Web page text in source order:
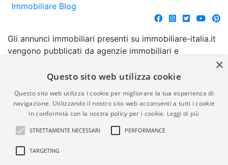
Immobiliare Blog
Gli annunci immobiliari presenti su immobiliare-italia.it
vengono pubblicati da agenzie immobiliari e
comporta l'approvazione o l'avallo da parte di
garanzia da parte di quest'ultima. immobiliare-italia.it
quindi non è responsabile della veridicità, della
correttezza, della completezza, della normativa in
materia di privacy e/o di alcun altro aspetto dei
suddetti annunci.
×
Questo sito web utilizza cookie
Questo sito web utilizza i cookie per migliorare la tua esperienza di
navigazione. Utilizzando il nostro sito web acconsenti a tutti i cookie
in conformità con la nostra policy per i cookie. Leggi di più
STRETTAMENTE NECESSARI PERFORMANCE
TARGETING